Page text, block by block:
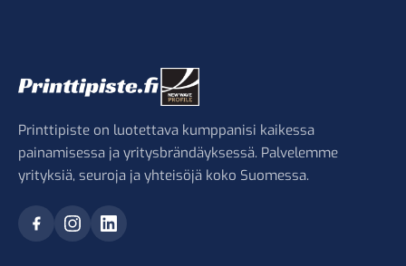
Printtipiste on luotettava kumppanisi kaikessa
painamisessa ja yritysbrändäyksessä. Palvelemme
yrityksiä, seuroja ja yhteisöjä koko Suomessa.